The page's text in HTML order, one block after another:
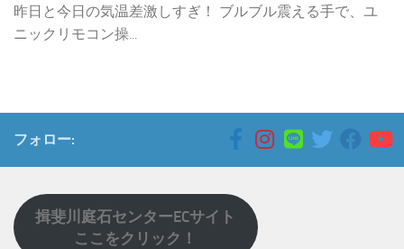
昨日と今日の気温差激しすぎ！ ブルブル震える手で、ユ
ニックリモコン操...
フォロー:
揖斐川庭石センターECサイト
ここをクリック！